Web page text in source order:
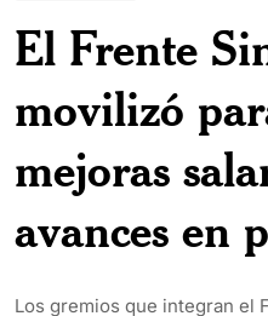
El Frente
movilizó
mejoras
avances en
Los gremios que integran el